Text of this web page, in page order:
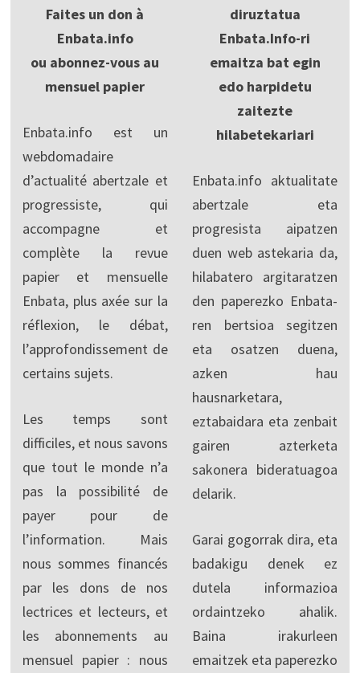
Faites un don à
Enbata.info
ou abonnez-vous au
mensuel papier
Enbata.info est un
webdomadaire
d’actualité abertzale et
progressiste, qui
accompagne et
complète la revue
papier et mensuelle
Enbata, plus axée sur la
réflexion, le débat,
l’approfondissement de
certains sujets.
Les temps sont
difficiles, et nous savons
que tout le monde n’a
pas la possibilité de
payer pour de
l’information. Mais
nous sommes financés
par les dons de nos
lectrices et lecteurs, et
les abonnements au
mensuel papier : nous
diruztatua
Enbata.Info-ri
emaitza bat egin
edo harpidetu
zaitezte
hilabetekariari
Enbata.info aktualitate
abertzale eta
progresista aipatzen
duen web astekaria da,
hilabatero argitaratzen
den paperezko Enbata-
ren bertsioa segitzen
eta osatzen duena,
azken hau
hausnarketara,
eztabaidara eta zenbait
gairen azterketa
sakonera bideratuagoa
delarik.
Garai gogorrak dira, eta
badakigu denek ez
dutela informazioa
ordaintzeko ahalik.
Baina irakurleen
emaitzek eta paperezko